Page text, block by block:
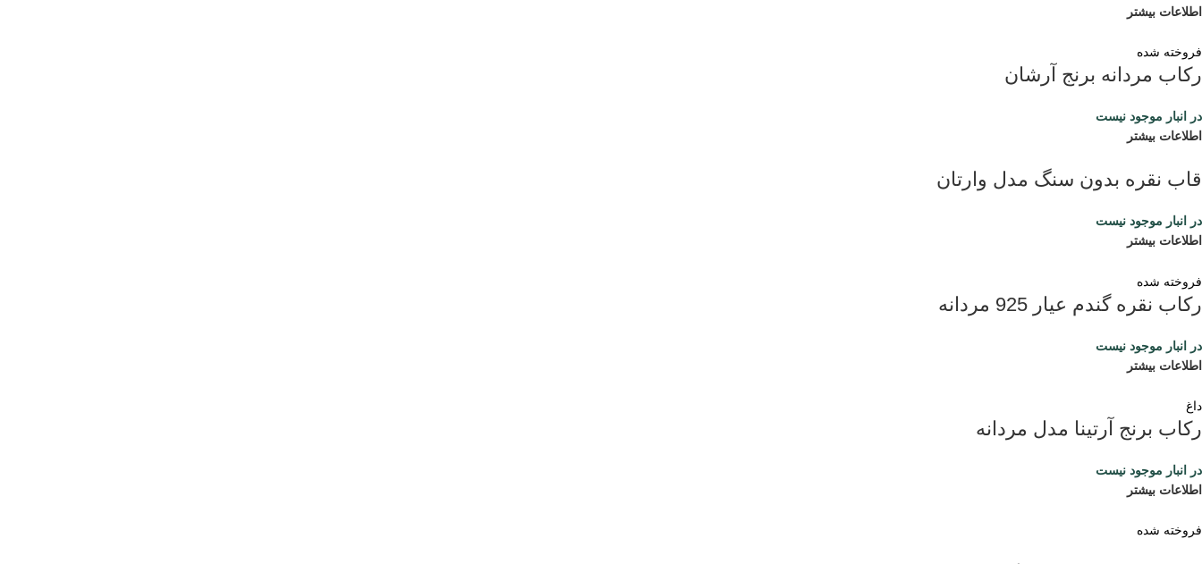
اطلاعات بیشتر
فروخته شده
رکاب مردانه برنج آرشان
در انبار موجود نیست
اطلاعات بیشتر
قاب نقره بدون سنگ مدل وارتان
در انبار موجود نیست
اطلاعات بیشتر
فروخته شده
رکاب نقره گندم عیار 925 مردانه
در انبار موجود نیست
اطلاعات بیشتر
داغ
رکاب برنج آرتینا مدل مردانه
در انبار موجود نیست
اطلاعات بیشتر
فروخته شده